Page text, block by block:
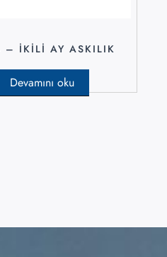
– İKILI AY ASKILIK
Devamını oku